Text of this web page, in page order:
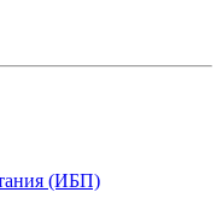
(ИБП)